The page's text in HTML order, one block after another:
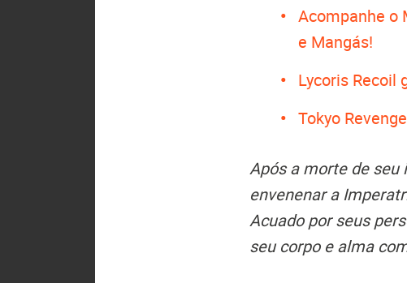
Acompanhe o
e Mangás!
Lycoris Recoil
Tokyo
Após a morte de seu
envenenar a
Acuado por seus
seu corpo e alma